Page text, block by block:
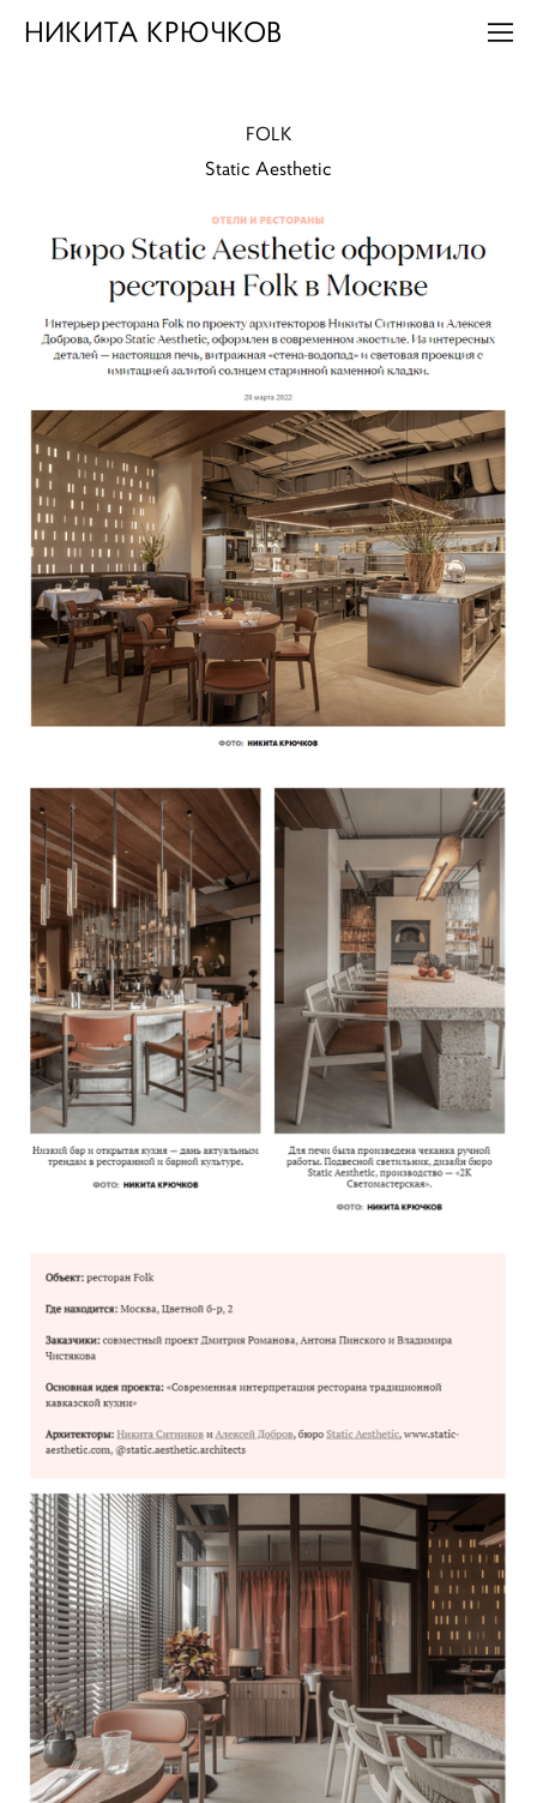
НИКИТА КРЮЧКОВ
FOLK
Static Aesthetic